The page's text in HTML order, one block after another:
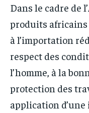
Dans le cadre de
produits africains
à l’importation
respect des
l’homme, à la
protection des
application